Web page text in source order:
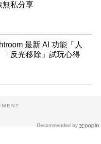
無私分享
最新 AI 功能「人
「反光移除」試玩心得
Recommended by